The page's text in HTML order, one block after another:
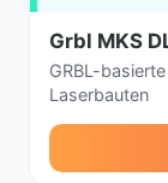
Grbl MKS
GRBL-
Laserbauten